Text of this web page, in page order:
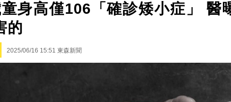
身高僅106「確診矮小症」 醫
的
2025/06/16 15:51 東森新聞